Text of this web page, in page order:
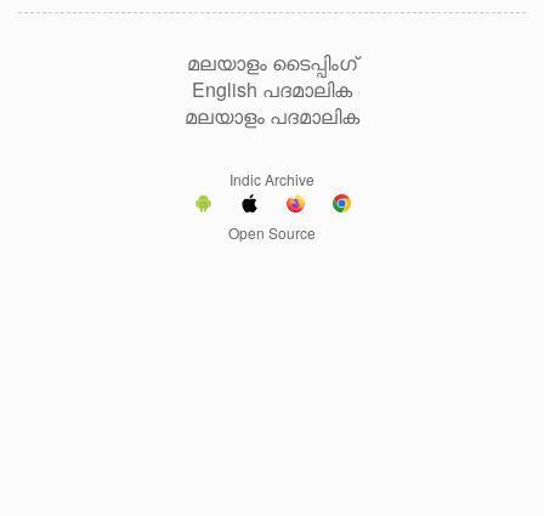
മലയാളം ടൈപ്പിംഗ്
English പദമാലിക
മലയാളം പദമാലിക
Indic Archive
Open Source